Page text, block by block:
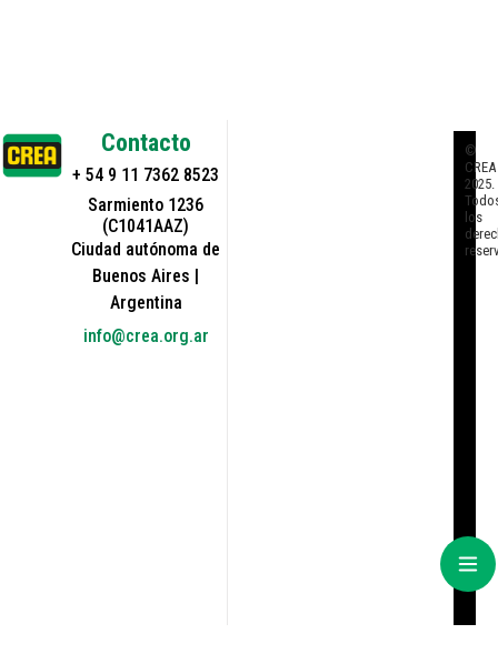
Contacto
+ 54 9 11 7362 8523
Sarmiento 1236
(C1041AAZ)
Ciudad autónoma de
Buenos Aires |
Argentina
info@crea.org.ar
©
CREA
2025.
los